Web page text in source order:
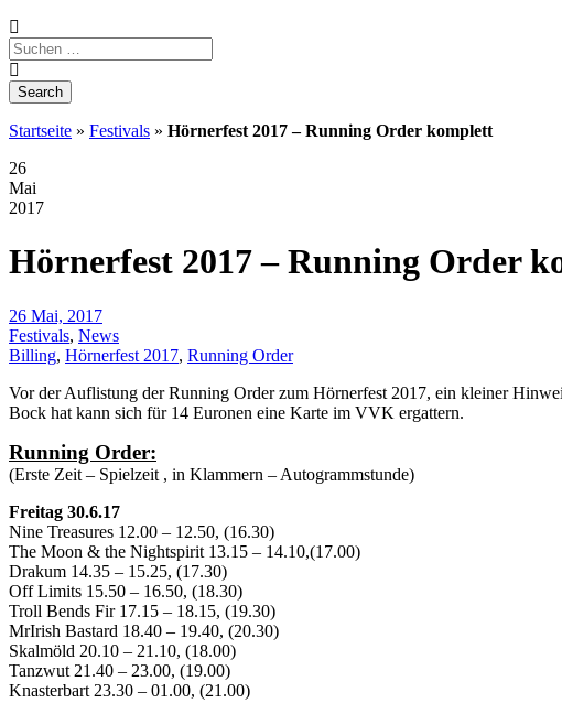
Startseite » Festivals » Hörnerfest 2017 – Running Order komplett
26
Mai
2017
Hörnerfest 2017 – Running Order
26 Mai, 2017
Festivals, News
Billing, Hörnerfest 2017, Running Order
Vor der Auflistung der Running Order zum Hörnerfest 2017, ein kleiner
Bock hat kann sich für 14 Euronen eine Karte im VVK ergattern.
Running Order:
(Erste Zeit – Spielzeit , in Klammern – Autogrammstunde)
Freitag 30.6.17
Nine Treasures 12.00 – 12.50, (16.30)
The Moon & the Nightspirit 13.15 – 14.10,(17.00)
Drakum 14.35 – 15.25, (17.30)
Off Limits 15.50 – 16.50, (18.30)
Troll Bends Fir 17.15 – 18.15, (19.30)
MrIrish Bastard 18.40 – 19.40, (20.30)
Skalmöld 20.10 – 21.10, (18.00)
Tanzwut 21.40 – 23.00, (19.00)
Knasterbart 23.30 – 01.00, (21.00)